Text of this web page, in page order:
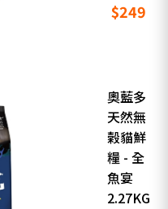
$249
奧藍多
天然無
榖貓鮮
糧 - 全
魚宴
2.27KG